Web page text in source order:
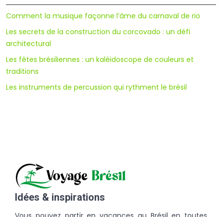
Comment la musique façonne l’âme du carnaval de rio
Les secrets de la construction du corcovado : un défi
architectural
Les fêtes brésiliennes : un kaléidoscope de couleurs et
traditions
Les instruments de percussion qui rythment le brésil
Idées & inspirations